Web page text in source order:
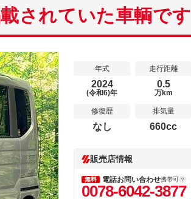
されていた車輌です
年式
2024
(令和6)年
走行距離
0.5
万km
修復歴
なし
排気量
660cc
販売店情報
無料 電話お問い合わせ携帯可
0078-6042-3877